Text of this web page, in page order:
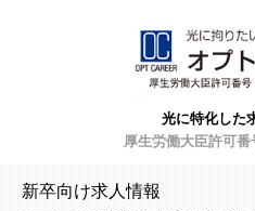
光に特化した
厚生労働大臣許可
新卒向け求人情報